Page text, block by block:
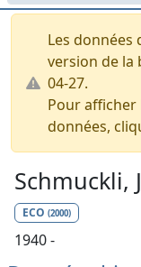
Les données
version de la
04-27.
Pour afficher
données,
Schmuckli,
ECO (2000)
1940 -